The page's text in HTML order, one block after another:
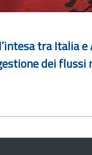
tra Italia
dei flussi